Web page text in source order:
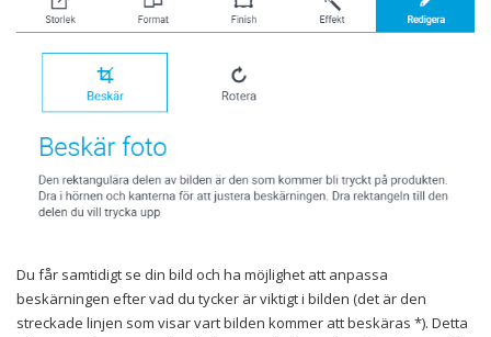
Du får samtidigt se din bild och ha möjlighet att anpassa
beskärningen efter vad du tycker är viktigt i bilden (det är den
streckade linjen som visar vart bilden kommer att beskäras *). Detta